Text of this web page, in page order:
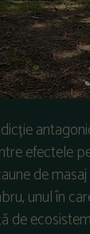
efectele
de
unul în
de